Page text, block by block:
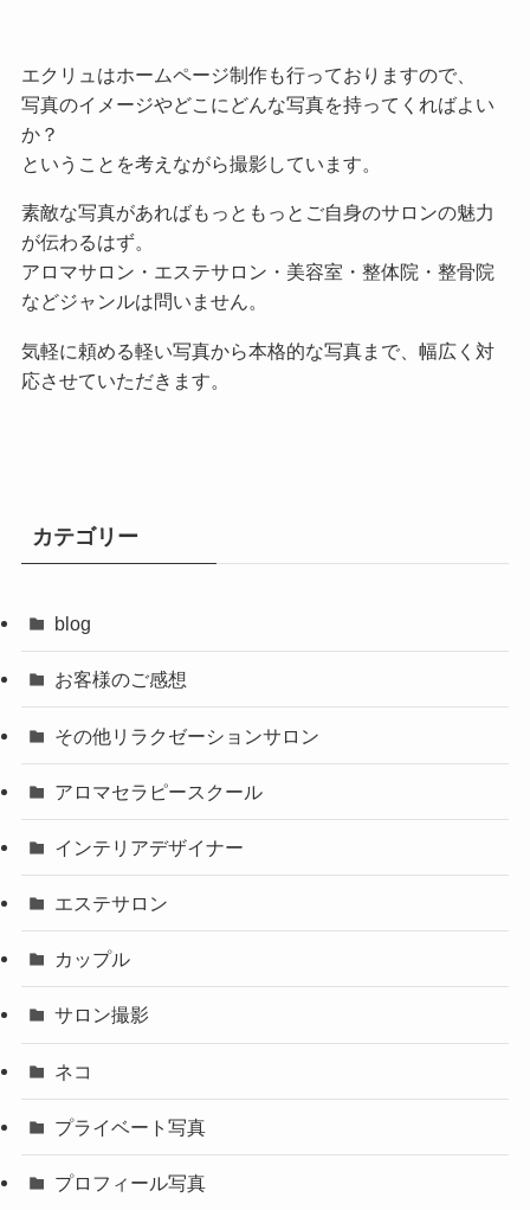
エクリュはホームページ制作も行っておりますので、
写真のイメージやどこにどんな写真を持ってくればよい
か？
ということを考えながら撮影しています。
素敵な写真があればもっともっとご自身のサロンの魅力
が伝わるはず。
アロマサロン・エステサロン・美容室・整体院・整骨院
などジャンルは問いません。
気軽に頼める軽い写真から本格的な写真まで、幅広く対
応させていただきます。
カテゴリー
blog
お客様のご感想
その他リラクゼーションサロン
アロマセラピースクール
インテリアデザイナー
エステサロン
カップル
サロン撮影
ネコ
プライベート写真
プロフィール写真